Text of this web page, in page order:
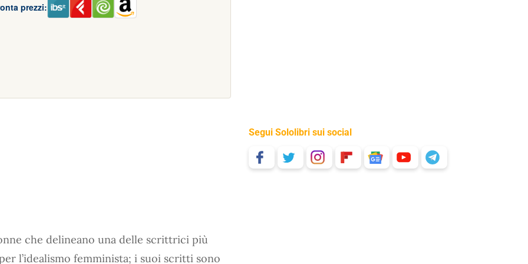
prezzi:
che delineano una delle scrittrici più
l’idealismo femminista; i suoi scritti sono
Segui Sololibri sui social